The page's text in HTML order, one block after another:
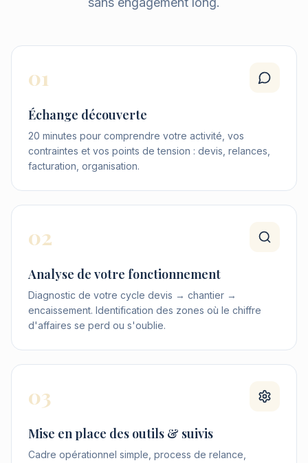
01
Échange découverte
20 minutes pour comprendre votre activité, vos
contraintes et vos points de tension : devis, relances,
facturation, organisation.
02
Analyse de votre fonctionnement
Diagnostic de votre cycle devis → chantier →
encaissement. Identification des zones où le chiffre
d'affaires se perd ou s'oublie.
03
Mise en place des outils & suivis
Cadre opérationnel simple, process de relance,